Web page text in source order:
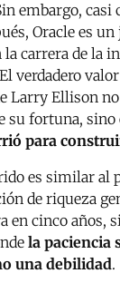
embargo, casi
Oracle es
la carrera de la
verdadero
Larry Ellison no
su fortuna, sino
para
es similar al
de riqueza
en cinco años,
la paciencia
una debilidad.